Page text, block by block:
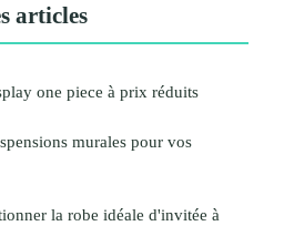
articles
one piece à prix réduits
murales pour vos
la robe idéale d'invitée à